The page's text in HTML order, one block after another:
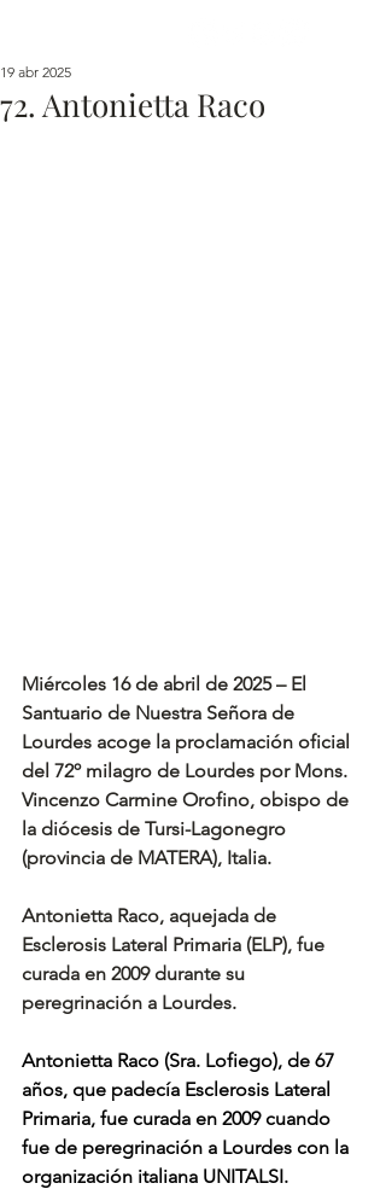
72. Antonietta Raco
19 abr 2025
Miércoles 16 de abril de 2025 – El
Santuario de Nuestra Señora de
Lourdes acoge la proclamación oficial
del 72º milagro de Lourdes por Mons.
Vincenzo Carmine Orofino, obispo de
la diócesis de Tursi-Lagonegro
(provincia de MATERA), Italia.
Antonietta Raco, aquejada de
Esclerosis Lateral Primaria (ELP), fue
curada en 2009 durante su
peregrinación a Lourdes.
Antonietta Raco (Sra. Lofiego), de 67
años, que padecía Esclerosis Lateral
Primaria, fue curada en 2009 cuando
fue de peregrinación a Lourdes con la
organización italiana UNITALSI.